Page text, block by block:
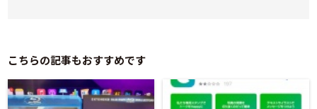
こちらの記事もおすすめです